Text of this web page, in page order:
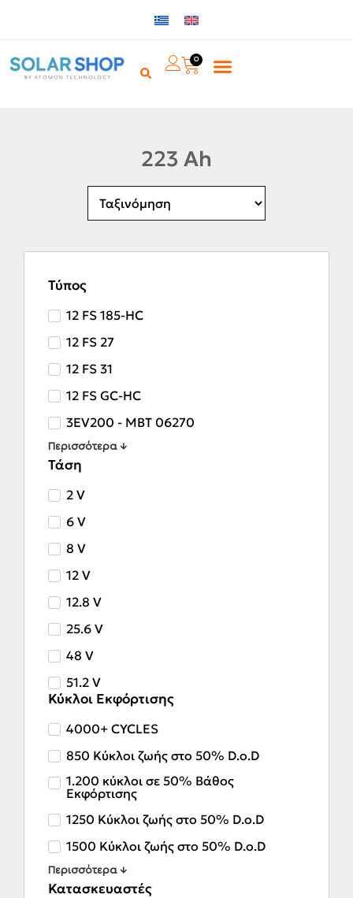
0
223 Ah
Τύπος
12 FS 185-HC
12 FS 27
12 FS 31
12 FS GC-HC
3EV200 - MBT 06270
Περισσότερα ↓
Τάση
2 V
6 V
8 V
12 V
12.8 V
25.6 V
48 V
51.2 V
Κύκλοι Εκφόρτισης
4000+ CYCLES
850 Κύκλοι ζωής στο 50% D.o.D
1.200 κύκλοι σε 50% Βάθος
Εκφόρτισης
1250 Κύκλοι ζωής στο 50% D.o.D
1500 Κύκλοι ζωής στο 50% D.o.D
Περισσότερα ↓
Κατασκευαστές